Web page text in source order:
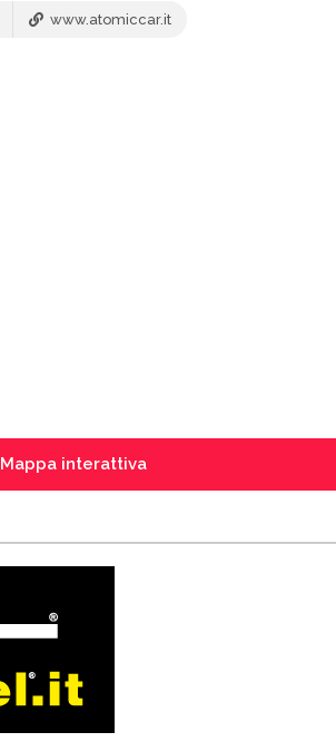
www.atomiccar.it
Mappa interattiva